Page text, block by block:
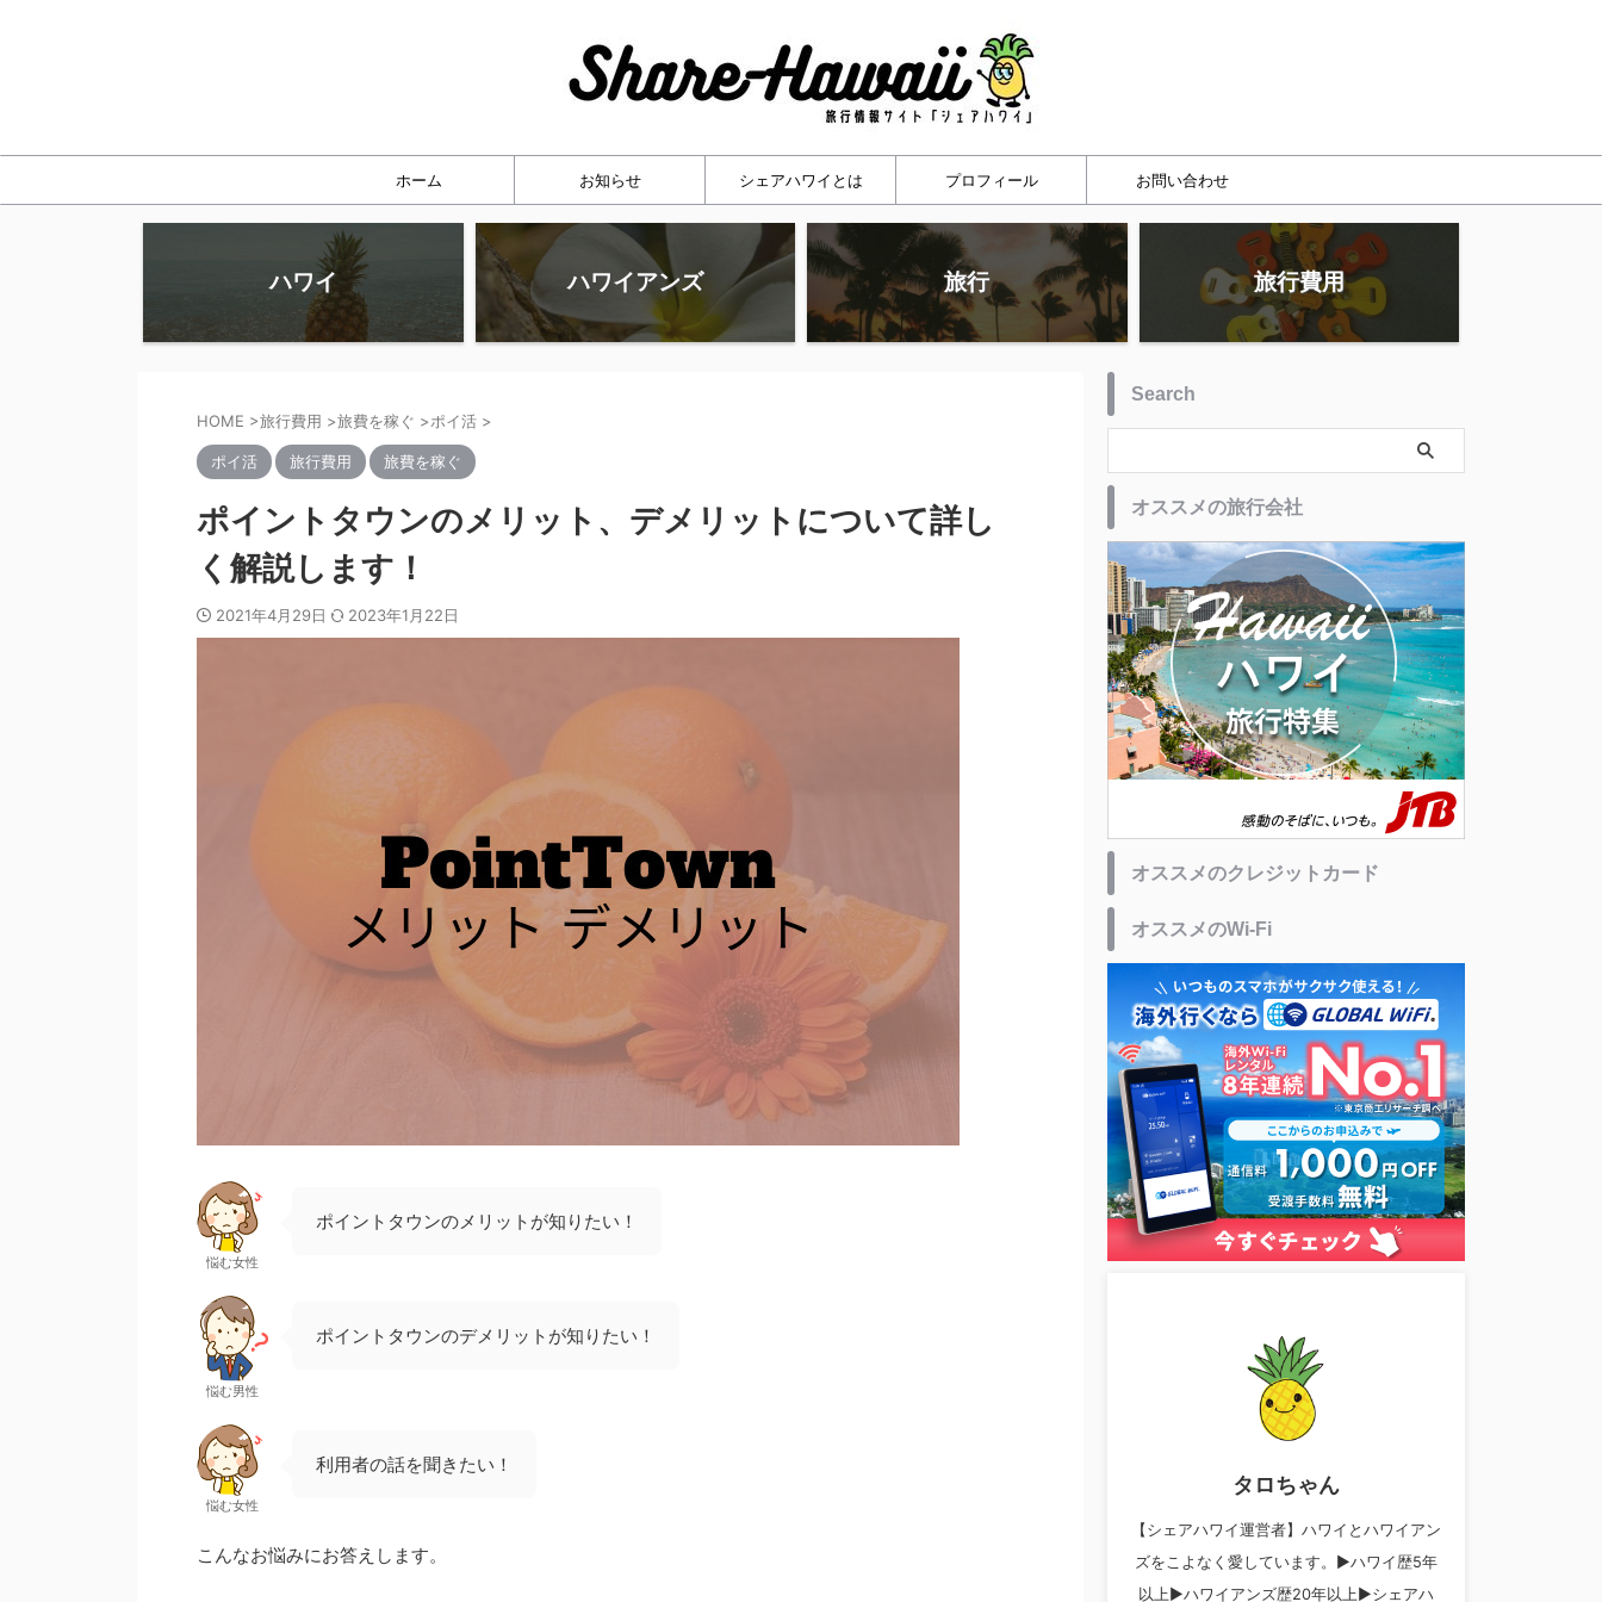
ホーム お知らせ シェアハワイとは プロフィール お問い合わせ
ハワイ ハワイアンズ 旅行 旅行費用
HOME >旅行費用 >旅費を稼ぐ >ポイ活 >
ポイ活 旅行費用 旅費を稼ぐ
ポイントタウンのメリット、デメリットについて詳し
く解説します！
2021年4月29日 2023年1月22日
悩む女性
ポイントタウンのメリットが知りたい！
悩む男性
ポイントタウンのデメリットが知りたい！
悩む女性
利用者の話を聞きたい！
こんなお悩みにお答えします。
Search
オススメの旅行会社
オススメのクレジットカード
オススメのWi-Fi
タロちゃん
【シェアハワイ運営者】ハワイとハワイアン
ズをこよなく愛しています。▶︎ハワイ歴5年
以上▶︎ハワイアンズ歴20年以上▶︎シェアハ